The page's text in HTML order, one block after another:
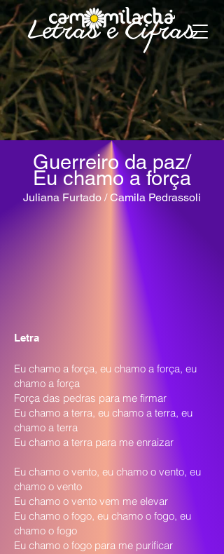
Letras e Cifras
Guerreiro da paz/
Eu chamo a força
Juliana Furtado / Camila Pedrassoli
Letra
Eu chamo a força, eu chamo a força, eu
chamo a força
Força das pedras para me firmar
Eu chamo a terra, eu chamo a terra, eu
chamo a terra
Eu chamo a terra para me enraizar
Eu chamo o vento, eu chamo o vento, eu
chamo o vento
Eu chamo o vento vem me elevar
Eu chamo o fogo, eu chamo o fogo, eu
chamo o fogo
Eu chamo o fogo para me purificar